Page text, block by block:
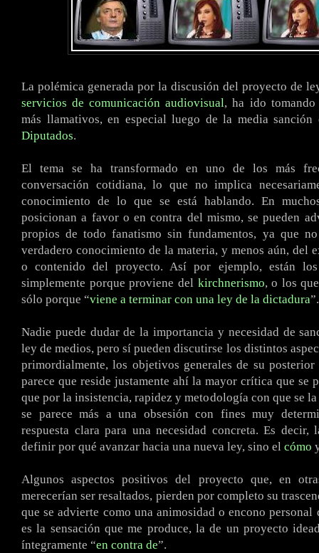
La polémica generada por la discusión del proyecto de
servicios de comunicación audiovisual, ha ido
más llamativos, en especial luego de la media
Diputados.
El tema se ha transformado en uno de los más
conversación cotidiana, lo que no implica
conocimiento de lo que se está hablando. En
posicionan a favor o en contra del mismo, se pueden
propios de todo fanatismo sin fundamentos, ya que
verdadero conocimiento de la materia, y menos aún, del
o contenido del proyecto. Así por ejemplo, están
simplemente porque proviene del kirchnerismo, o los
sólo porque “viene a terminar con una ley de la dictadura”.
Nadie puede dudar de la importancia y necesidad de
ley de medios, pero sí pueden discutirse los distintos
primordialmente, los objetivos generales de su
parece que reside justamente ahí la mayor crítica que se
que por la insistencia, rapidez y metodología con que se
se parece más a una obsesión con fines muy
respuesta clara para una necesidad concreta. Es decir,
definir por qué avanzar hacia una nueva ley, sino el cómo
Algunos aspectos positivos del proyecto que, en
merecerían ser resaltados, pierden por completo su
que se advierte como una animosidad o encono personal
es la sensación que me produce, la de un proyecto
íntegramente “en contra de”.